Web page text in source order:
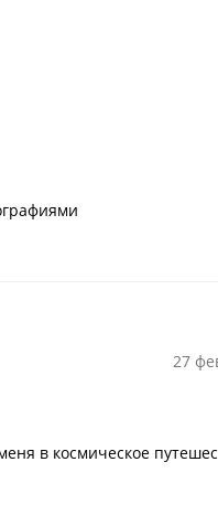
27
в космическое